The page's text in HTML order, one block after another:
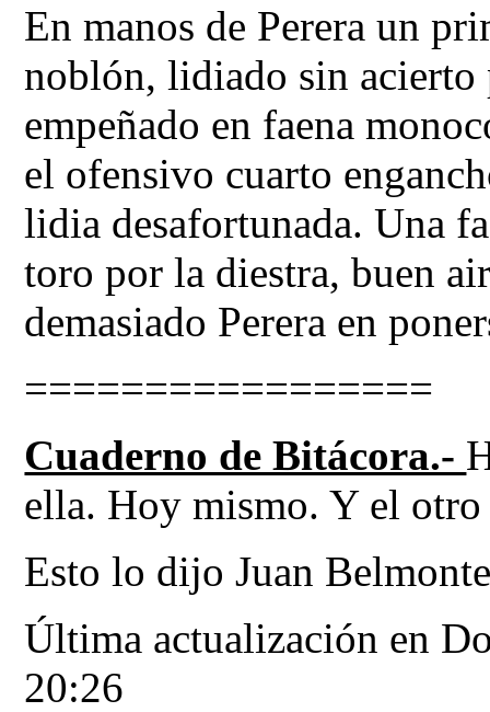
En manos de Perera un
noblón, lidiado sin
empeñado en faena
el ofensivo cuarto
lidia desafortunada. Una
toro por la diestra, buen
demasiado Perera en
=================
Cuaderno de Bitácora.-
ella. Hoy mismo. Y el
Esto lo dijo Juan
Última actualización en
20:26